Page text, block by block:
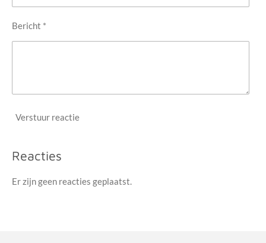
Bericht *
Verstuur reactie
Reacties
Er zijn geen reacties geplaatst.